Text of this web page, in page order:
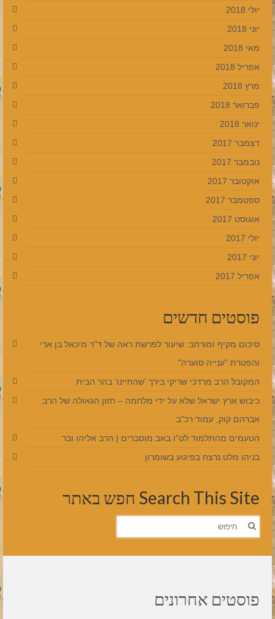
יולי 2018
יוני 2018
מאי 2018
אפריל 2018
מרץ 2018
פברואר 2018
ינואר 2018
דצמבר 2017
נובמבר 2017
אוקטובר 2017
ספטמבר 2017
אוגוסט 2017
יולי 2017
יוני 2017
אפריל 2017
פוסטים חדשים
סיכום מקיף ומורחב: שיעור לפרשת ראה של ד"ר מיכאל בן ארי
והפטרת "ענייה סוערה"
המקובל הרב מרדכי שריקי בירך 'שהחיינו' בהר הבית
כיבוש ארץ ישראל שלא על ידי מלחמה – חזון הגאולה של הרב
אברהם קוק, עמוד רכ"ב
הטעמים מהתלמוד לט"ו באב מוסברים | הרב אליהו ובר
בניהו מלט נרצח בפיגוע בשומרון
Search This Site חפש באתר
חפש
פוסטים אחרונים